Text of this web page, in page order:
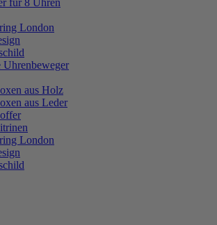
für 8 Uhren
London
Uhrenbeweger
aus Holz
aus Leder
London